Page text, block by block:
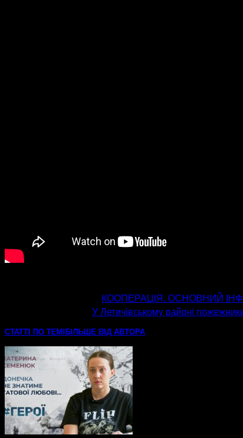
КООПЕРАЦІЯ. ОСНОВНИЙ
У Летичівському районі
СТАТТІ ПО ТЕМІ БІЛЬШЕ ВІД АВТОРА